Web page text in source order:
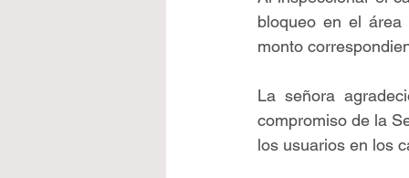
bloqueo en el área
monto
La señora
compromiso de la
los usuarios en los